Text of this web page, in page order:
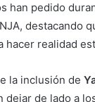
han pedido
destacando
hacer realidad
la inclusión de
de lado a